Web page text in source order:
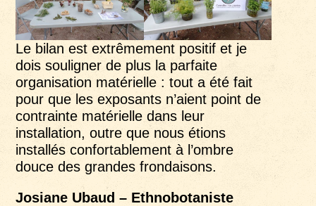
Le bilan est extrêmement positif et je
dois souligner de plus la parfaite
organisation matérielle : tout a été fait
pour que les exposants n’aient point de
contrainte matérielle dans leur
installation, outre que nous étions
installés confortablement à l’ombre
douce des grandes frondaisons.
Josiane Ubaud – Ethnobotaniste